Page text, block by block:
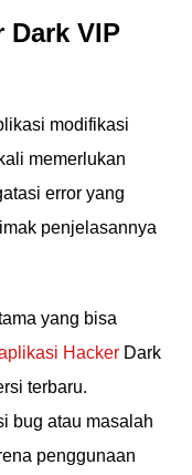
Dark VIP
modifikasi
memerlukan
error yang
penjelasannya
yang bisa
Hacker Dark
terbaru.
bug atau masalah
penggunaan